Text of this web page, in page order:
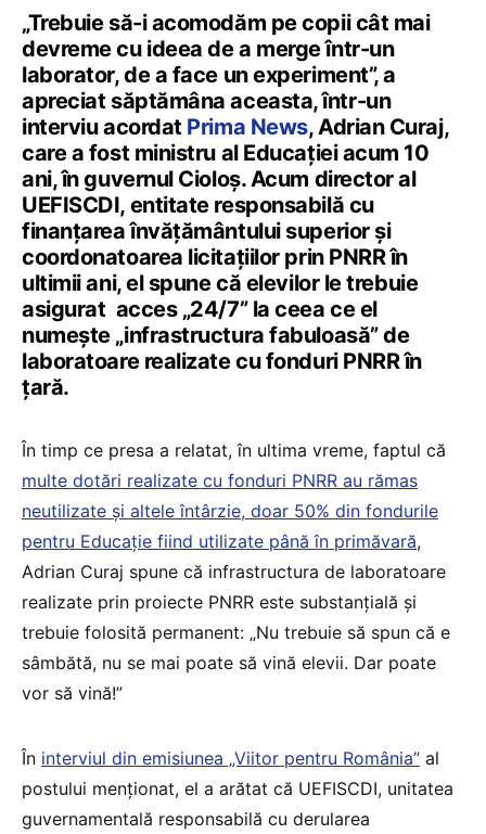
„Trebuie să-i acomodăm pe copii cât mai
devreme cu ideea de a merge într-un
laborator, de a face un experiment”, a
apreciat săptămâna aceasta, într-un
interviu acordat Prima News, Adrian Curaj,
care a fost ministru al Educației acum 10
ani, în guvernul Cioloș. Acum director al
UEFISCDI, entitate responsabilă cu
finanțarea învățământului superior și
coordonatoarea licitațiilor prin PNRR în
ultimii ani, el spune că elevilor le trebuie
asigurat acces „24/7” la ceea ce el
numește „infrastructura fabuloasă” de
laboratoare realizate cu fonduri PNRR în
țară.
În timp ce presa a relatat, în ultima vreme, faptul că
multe dotări realizate cu fonduri PNRR au rămas
neutilizate și altele întârzie, doar 50% din fondurile
pentru Educație fiind utilizate până în primăvară,
Adrian Curaj spune că infrastructura de laboratoare
realizate prin proiecte PNRR este substanțială și
trebuie folosită permanent: „Nu trebuie să spun că e
sâmbătă, nu se mai poate să vină elevii. Dar poate
vor să vină!”
În interviul din emisiunea „Viitor pentru România” al
postului menționat, el a arătat că UEFISCDI, unitatea
guvernamentală responsabilă cu derularea